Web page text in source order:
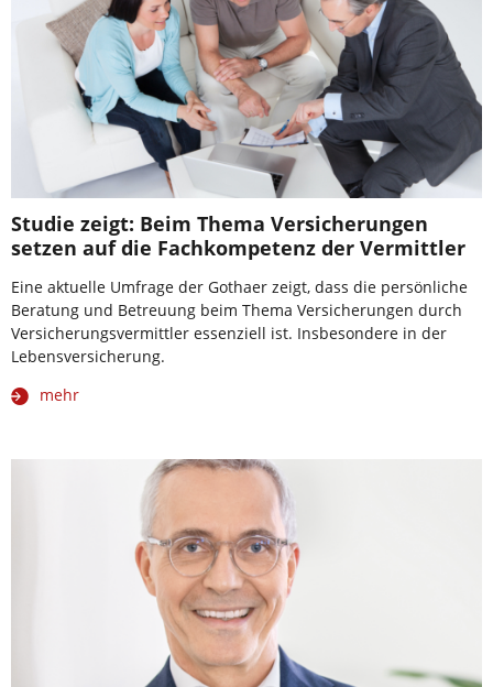
Studie zeigt: Beim Thema Versicherungen
setzen auf die Fachkompetenz der Vermittler
Eine aktuelle Umfrage der Gothaer zeigt, dass die persönliche
Beratung und Betreuung beim Thema Versicherungen durch
Versicherungsvermittler essenziell ist. Insbesondere in der
Lebensversicherung.
mehr